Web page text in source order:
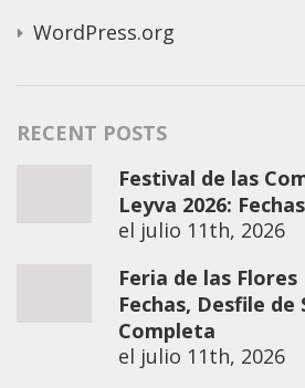
WordPress.org
RECENT POSTS
Festival de las
Leyva 2026:
el julio 11th, 2026
Feria de las Flores
Fechas, Desfile
Completa
el julio 11th, 2026